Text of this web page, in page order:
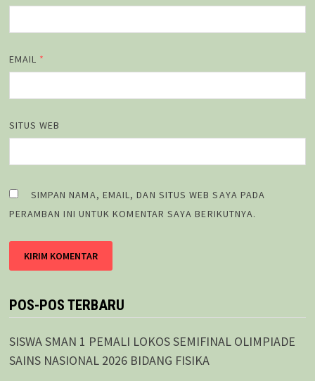
EMAIL *
SITUS WEB
SIMPAN NAMA, EMAIL, DAN SITUS WEB SAYA PADA
PERAMBAN INI UNTUK KOMENTAR SAYA BERIKUTNYA.
POS-POS TERBARU
SISWA SMAN 1 PEMALI LOKOS SEMIFINAL OLIMPIADE
SAINS NASIONAL 2026 BIDANG FISIKA